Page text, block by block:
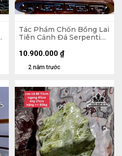
Tác Phẩm Chốn Bồng Lai
Tiên Cảnh Đá Serpentine
Cao 48 Ngang 38 (cm)
2 năm trước
10.900.000 ₫